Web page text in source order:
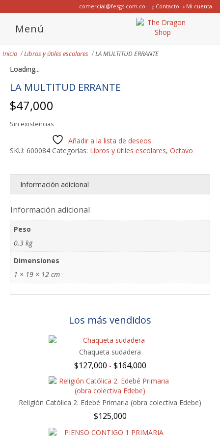
comercial@fesgs.com.co Contacto Mi cuenta
Menú
Inicio Libros y útiles escolares LA MULTITUD ERRANTE
Loading...
Loading...
Loading...
Loading...
LA MULTITUD ERRANTE
$47,000
Sin existencias
Añadir a la lista de deseos
SKU: 600084 Categorías: Libros y útiles escolares, Octavo
Información adicional
Información adicional
Peso
0.3 kg
Dimensiones
1 × 19 × 12 cm
Los más vendidos
Chaqueta sudadera
$127,000 - $164,000Rango
precios:
$127,000
Religión Católica 2. Edebé Primaria (obra colectiva Edebe)
$125,000